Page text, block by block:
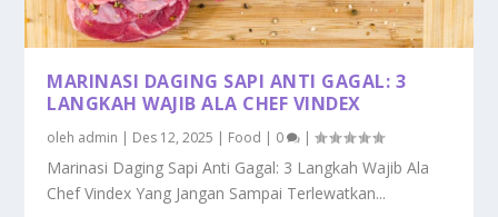
MARINASI DAGING SAPI ANTI GAGAL: 3
LANGKAH WAJIB ALA CHEF VINDEX
oleh admin | Des 12, 2025 | Food | 0 |
Marinasi Daging Sapi Anti Gagal: 3 Langkah Wajib Ala
Chef Vindex Yang Jangan Sampai Terlewatkan...